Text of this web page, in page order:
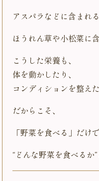
アスパラなどに含まれ
ほうれん草や小松菜に
こうした栄養も、
体を動かしたり、
コンディションを整え
だからこそ、
「野菜を食べる」だけ
“どんな野菜を食べるか